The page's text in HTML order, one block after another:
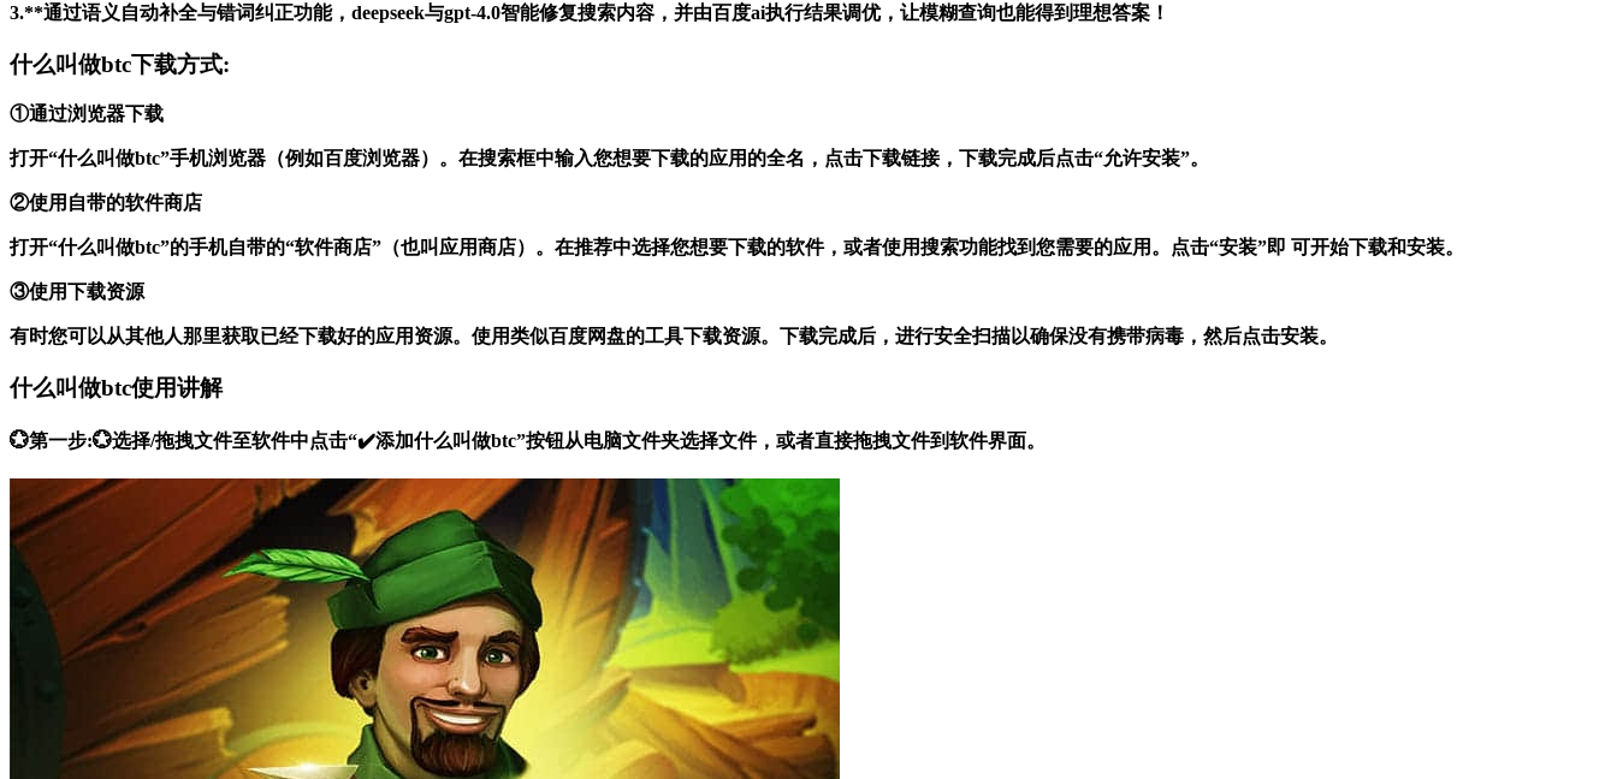
3.**通过语义自动补全与错词纠正功能，deepseek与gpt-4.0智能修复搜索内容，并由百度ai执行结果调优，让模糊查询也能得到理想答案！
什么叫做btc下载方式:
①通过浏览器下载
打开“什么叫做btc”手机浏览器（例如百度浏览器）。在搜索框中输入您想要下载的应用的全名，点击下载链接，下载完成后点击“允许安装”。
②使用自带的软件商店
打开“什么叫做btc”的手机自带的“软件商店”（也叫应用商店）。在推荐中选择您想要下载的软件，或者使用搜索功能找到您需要的应用。点击“安装”即 可开始下载和安装。
③使用下载资源
有时您可以从其他人那里获取已经下载好的应用资源。使用类似百度网盘的工具下载资源。下载完成后，进行安全扫描以确保没有携带病毒，然后点击安装。
什么叫做btc使用讲解
💮第一步:💮选择/拖拽文件至软件中点击“✔️添加什么叫做btc”按钮从电脑文件夹选择文件，或者直接拖拽文件到软件界面。